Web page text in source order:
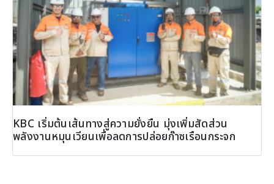
KBC เริ่มต้นเส้นทางสู่ความยั่งยืน มุ่งเพิ่มสัดส่วน
พลังงานหมุนเวียนเพื่อลดการปล่อยก๊าซเรือนกระจก